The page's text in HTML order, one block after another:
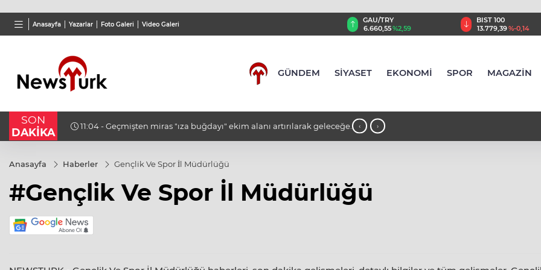
Anasayfa Yazarlar Foto Galeri Video Galeri
TND
16,3788%0,90
BGN
27,9743 %-0,22
GAU/TRY
6.660,55%2,59
BIST 100
13.779,39%-0,14
GÜNDEM SİYASET EKONOMİ SPOR MAGAZİN
SON
DAKİKA
11:04 - Geçmişten miras "ıza buğdayı" ekim alanı artırılarak geleceğe 11:02 - Hattuşa'nın 8 bin yıllık
‹ ›
Anasayfa Haberler Gençlik Ve Spor İl Müdürlüğü
#Gençlik Ve Spor İl Müdürlüğü